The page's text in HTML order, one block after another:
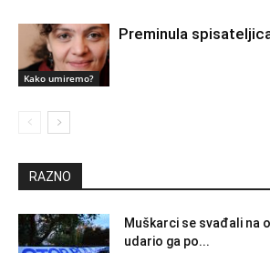
Kako umiremo?
Preminula
RAZNO
Muškarci se svađali na
udario ga po...